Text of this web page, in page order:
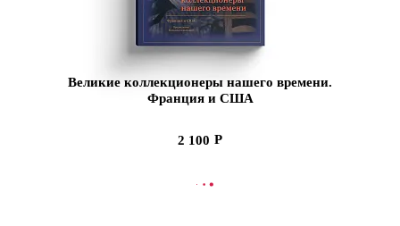
Великие коллекционеры нашего времени.
Франция и США
2 100
В КОРЗИНУ